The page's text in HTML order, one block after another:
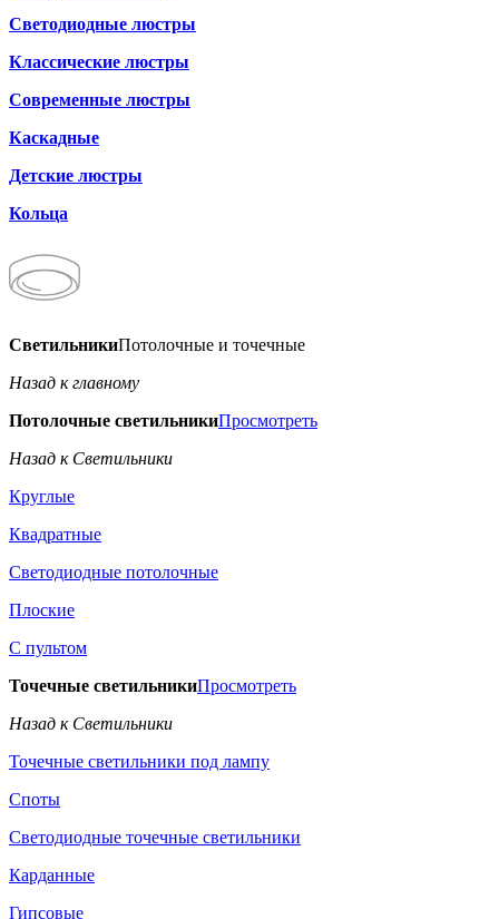
Светодиодные люстры
Классические люстры
Современные люстры
Каскадные
Детские люстры
Кольца
СветильникиПотолочные и точечные
Назад к главному
Потолочные светильникиПросмотреть
Назад к Светильники
Круглые
Квадратные
Светодиодные потолочные
Плоские
С пультом
Точечные светильникиПросмотреть
Назад к Светильники
Точечные светильники под лампу
Споты
Светодиодные точечные светильники
Карданные
Гипсовые